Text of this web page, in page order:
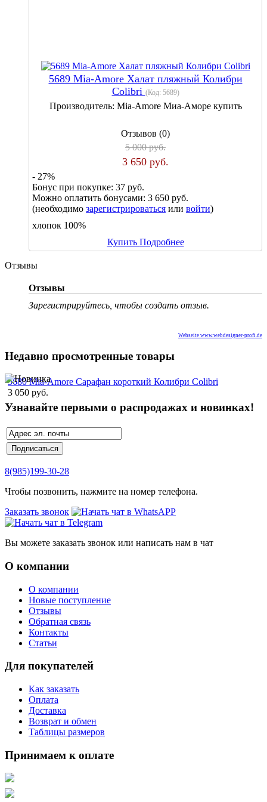
5689 Mia-Amore Халат пляжный Колибри
Colibri (Код: 5689)
Производитель: Mia-Amore Миа-Аморе купить
Отзывов (0)
5 000 руб.
3 650 руб.
- 27%
Бонус при покупке: 37 руб.
Можно оплатить бонусами: 3 650 руб.
(необходимо зарегистрироваться или войти)
хлопок 100%
Купить Подробнее
Отзывы
Отзывы
Зарегистрируйтесь, чтобы создать отзыв.
Webseite www.webdesigner-profi.de
Недавно просмотренные товары
5680 Mia-Amore Сарафан короткий Колибри Colibri
3 050 руб.
Узнавайте первыми о распродажах и новинках!
8(985)199-30-28
Чтобы позвонить, нажмите на номер телефона.
Заказать звонок
Вы можете заказать звонок или написать нам в чат
О компании
О компании
Новые поступление
Отзывы
Обратная связь
Контакты
Статьи
Для покупателей
Как заказать
Оплата
Доставка
Возврат и обмен
Таблицы размеров
Принимаем к оплате